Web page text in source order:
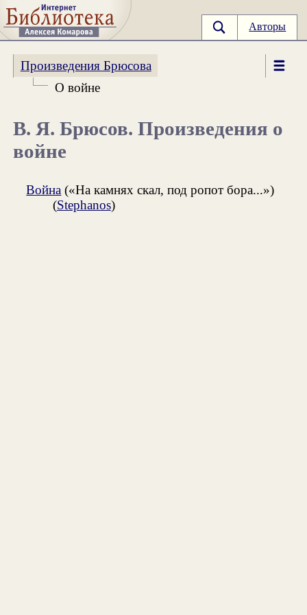
Авторы
Произведения Брюсова
О войне
В. Я. Брюсов. Произведения о
войне
Война («На камнях скал, под ропот бора...»)
(Stephanos)